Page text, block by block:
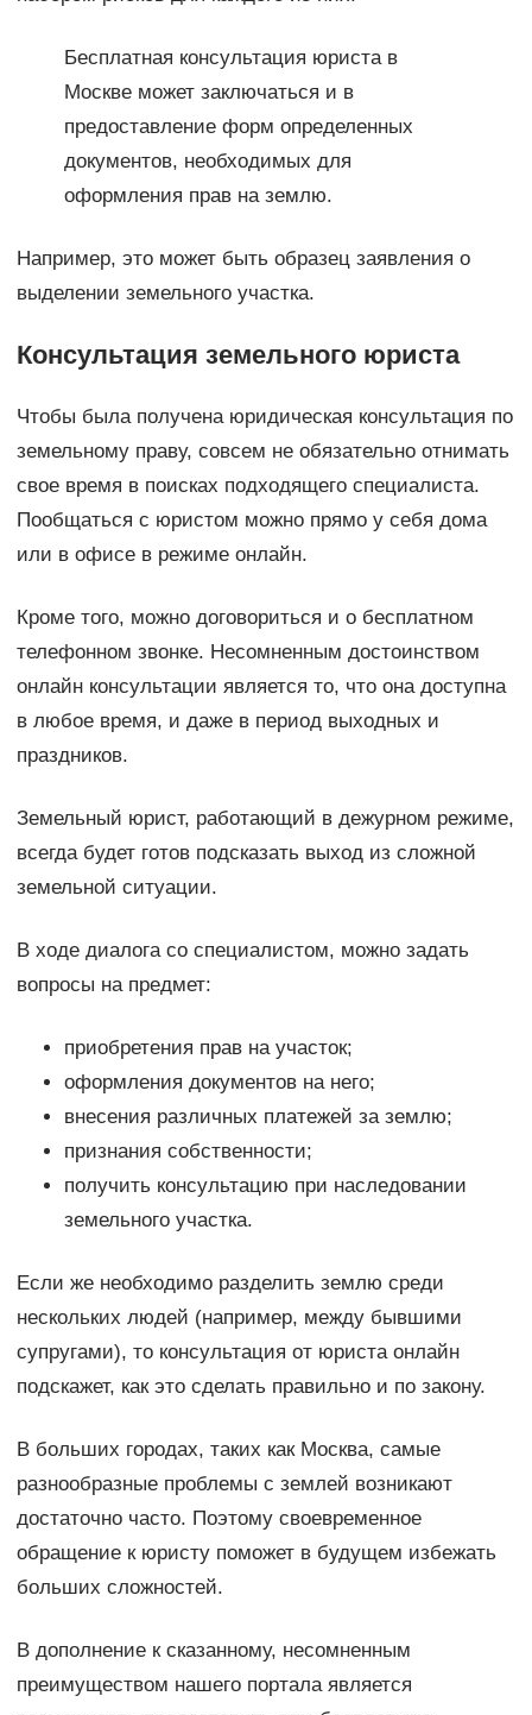
Бесплатная консультация юриста в
Москве может заключаться и в
предоставление форм определенных
документов, необходимых для
оформления прав на землю.
Например, это может быть образец заявления о
выделении земельного участка.
Консультация земельного юриста
Чтобы была получена юридическая консультация по
земельному праву, совсем не обязательно отнимать
свое время в поисках подходящего специалиста.
Пообщаться с юристом можно прямо у себя дома
или в офисе в режиме онлайн.
Кроме того, можно договориться и о бесплатном
телефонном звонке. Несомненным достоинством
онлайн консультации является то, что она доступна
в любое время, и даже в период выходных и
праздников.
Земельный юрист, работающий в дежурном режиме,
всегда будет готов подсказать выход из сложной
земельной ситуации.
В ходе диалога со специалистом, можно задать
вопросы на предмет:
приобретения прав на участок;
оформления документов на него;
внесения различных платежей за землю;
признания собственности;
получить консультацию при наследовании
земельного участка.
Если же необходимо разделить землю среди
нескольких людей (например, между бывшими
супругами), то консультация от юриста онлайн
подскажет, как это сделать правильно и по закону.
В больших городах, таких как Москва, самые
разнообразные проблемы с землей возникают
достаточно часто. Поэтому своевременное
обращение к юристу поможет в будущем избежать
больших сложностей.
В дополнение к сказанному, несомненным
преимуществом нашего портала является